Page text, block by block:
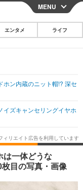
CLOSE
その他
韓国・芸能
スポーツ
グルメ
ショッピング
MENU
エンタメ ライフ
ホン内蔵のニット帽!? 深セ
イズキャンセリングイヤホ
は一体どうな
目の写真・画像